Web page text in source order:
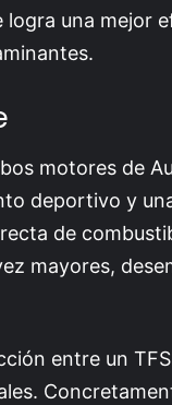
una mejor
motores de
deportivo y
de
mayores,
entre un